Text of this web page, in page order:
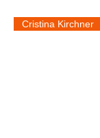
Cristina Kirchner